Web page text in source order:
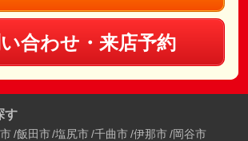
合わせ・来店予約
す
飯田市 塩尻市 千曲市 伊那市 岡谷市